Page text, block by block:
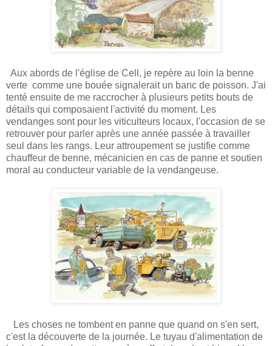
Aux abords de l'église de Cell, je repère au loin la benne
verte comme une bouée signalerait un banc de poisson. J'ai
tenté ensuite de me raccrocher à plusieurs petits bouts de
détails qui composaient l'activité du moment. Les
vendanges sont pour les viticulteurs locaux, l'occasion de se
retrouver pour parler après une année passée à travailler
seul dans les rangs. Leur attroupement se justifie comme
chauffeur de benne, mécanicien en cas de panne et soutien
moral au conducteur variable de la vendangeuse.
Les choses ne tombent en panne que quand on s'en sert,
c'est la découverte de la journée. Le tuyau d'alimentation de